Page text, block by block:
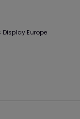
Display Europe